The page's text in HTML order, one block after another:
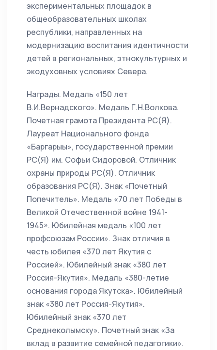
экспериментальных площадок в
общеобразовательных школах
республики, направленных на
модернизацию воспитания идентичности
детей в региональных, этнокультурных и
экодуховных условиях Севера.
Награды. Медаль «150 лет
В.И.Вернадского». Медаль Г.Н.Волкова.
Почетная грамота Президента РС(Я).
Лауреат Национального фонда
«Баргарыы», государственной премии
РС(Я) им. Софьи Сидоровой. Отличник
охраны природы РС(Я). Отличник
образования РС(Я). Знак «Почетный
Попечитель». Медаль «70 лет Победы в
Великой Отечественной войне 1941-
1945». Юбилейная медаль «100 лет
профсоюзам России». Знак отличия в
честь юбилея «370 лет Якутия с
Россией». Юбилейный знак «380 лет
Россия-Якутия». Медаль «380-летие
основания города Якутска». Юбилейный
знак «380 лет Россия-Якутия».
Юбилейный знак «370 лет
Среднеколымску». Почетный знак «За
вклад в развитие семейной педагогики».